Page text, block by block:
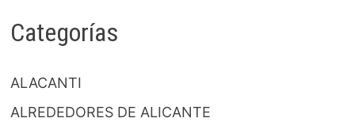
Categorías
ALACANTI
ALREDEDORES DE ALICANTE